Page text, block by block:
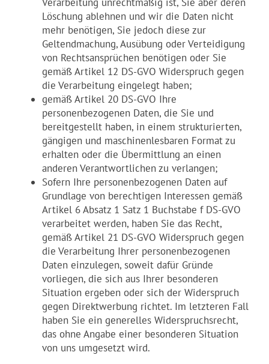
Löschung ablehnen und wir die Daten nicht
mehr benötigen, Sie jedoch diese zur
Geltendmachung, Ausübung oder Verteidigung
von Rechtsansprüchen benötigen oder Sie
gemäß Artikel 12 DS-GVO Widerspruch gegen
die Verarbeitung eingelegt haben;
gemäß Artikel 20 DS-GVO Ihre
personenbezogenen Daten, die Sie und
bereitgestellt haben, in einem strukturierten,
gängigen und maschinenlesbaren Format zu
erhalten oder die Übermittlung an einen
anderen Verantwortlichen zu verlangen;
Sofern Ihre personenbezogenen Daten auf
Grundlage von berechtigen Interessen gemäß
Artikel 6 Absatz 1 Satz 1 Buchstabe f DS-GVO
verarbeitet werden, haben Sie das Recht,
gemäß Artikel 21 DS-GVO Widerspruch gegen
die Verarbeitung Ihrer personenbezogenen
Daten einzulegen, soweit dafür Gründe
vorliegen, die sich aus Ihrer besonderen
Situation ergeben oder sich der Widerspruch
gegen Direktwerbung richtet. Im letzteren Fall
haben Sie ein generelles Widerspruchsrecht,
das ohne Angabe einer besonderen Situation
von uns umgesetzt wird.